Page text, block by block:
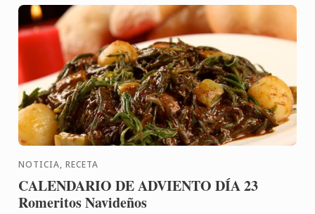
NOTICIA, RECETA
CALENDARIO DE ADVIENTO DÍA 23
Romeritos Navideños